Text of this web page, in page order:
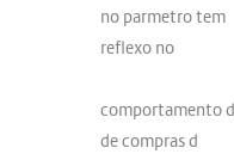
no parmetro tem
reflexo no
comportamento
de compras d